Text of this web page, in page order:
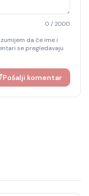
0 / 2000
da će ime i
se pregledavaju
Pošalji komentar